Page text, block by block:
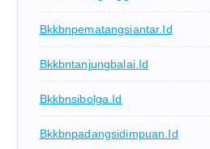
Bkkbnpematangsiantar.id
Bkkbntanjungbalai.id
Bkkbnsibolga.id
Bkkbnpadangsidimpuan.id